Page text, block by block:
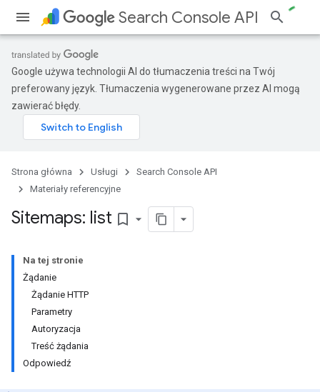
Search Console API
Google używa technologii AI do tłumaczenia treści na Twój
preferowany język. Tłumaczenia wygenerowane przez AI mogą
zawierać błędy.
Strona główna Usługi
Search Console API
Materiały referencyjne
Sitemaps: list bookmark_border
Na tej stronie
Żądanie
Żądanie HTTP
Parametry
Autoryzacja
Treść żądania
Odpowiedź